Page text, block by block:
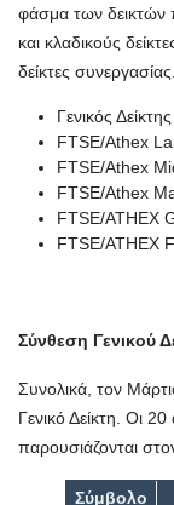
φάσμα των δεικτών
και κλαδικούς
δείκτες συνεργασίας.
Γενικός
FTSE/Athex
FTSE/Athex
FTSE/Athex
FTSE/ATHEX
FTSE/ATHEX
Σύνθεση Γενικού
Συνολικά, τον
Γενικό Δείκτη. Οι
παρουσιάζονται
Σύμβολο